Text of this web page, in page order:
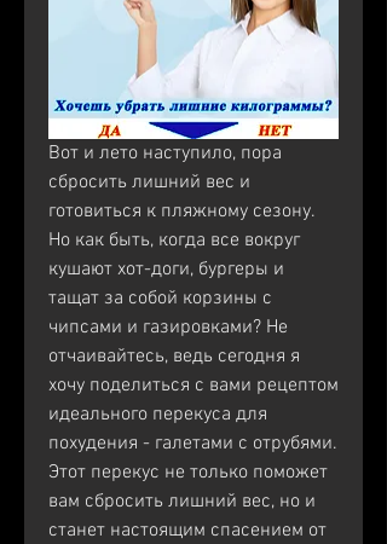
Вот и лето наступило, пора
сбросить лишний вес и
готовиться к пляжному сезону.
Но как быть, когда все вокруг
кушают хот-доги, бургеры и
тащат за собой корзины с
чипсами и газировками? Не
отчаивайтесь, ведь сегодня я
хочу поделиться с вами рецептом
идеального перекуса для
похудения - галетами с отрубями.
Этот перекус не только поможет
вам сбросить лишний вес, но и
станет настоящим спасением от